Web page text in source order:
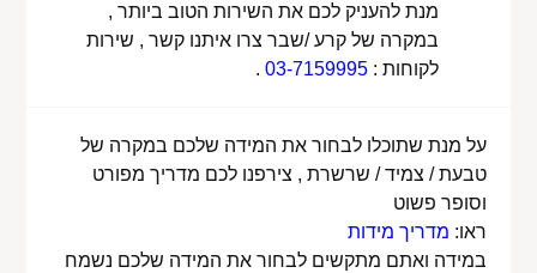
מנת להעניק לכם את השירות הטוב ביותר ,
במקרה של קרע /שבר צרו איתנו קשר , שירות
לקוחות :03-7159995
.
על מנת שתוכלו לבחור את המידה שלכם במקרה של
טבעת / צמיד / שרשרת , צירפנו לכם מדריך מפורט
וסופר פשוט
ראו: מדריך מידות
במידה ואתם מתקשים לבחור את המידה שלכם נשמח